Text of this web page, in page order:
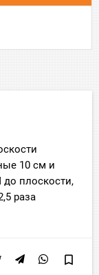
10 см и
до плоскости,
раза
bookmark_border